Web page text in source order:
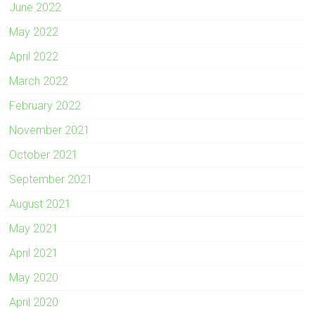
June 2022
May 2022
April 2022
March 2022
February 2022
November 2021
October 2021
September 2021
August 2021
May 2021
April 2021
May 2020
April 2020